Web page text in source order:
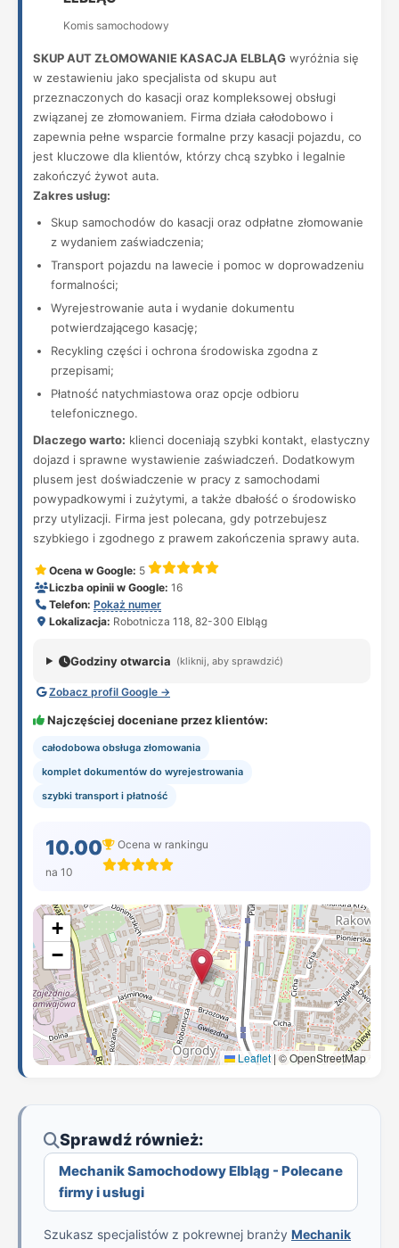
Komis samochodowy
SKUP AUT ZŁOMOWANIE KASACJA ELBLĄG wyróżnia się
w zestawieniu jako specjalista od skupu aut
przeznaczonych do kasacji oraz kompleksowej obsługi
związanej ze złomowaniem. Firma działa całodobowo i
zapewnia pełne wsparcie formalne przy kasacji pojazdu, co
jest kluczowe dla klientów, którzy chcą szybko i legalnie
zakończyć żywot auta.
Zakres usług:
Skup samochodów do kasacji oraz odpłatne złomowanie
z wydaniem zaświadczenia;
Transport pojazdu na lawecie i pomoc w doprowadzeniu
formalności;
Wyrejestrowanie auta i wydanie dokumentu
potwierdzającego kasację;
Recykling części i ochrona środowiska zgodna z
przepisami;
Płatność natychmiastowa oraz opcje odbioru
telefonicznego.
Dlaczego warto: klienci doceniają szybki kontakt, elastyczny
dojazd i sprawne wystawienie zaświadczeń. Dodatkowym
plusem jest doświadczenie w pracy z samochodami
powypadkowymi i zużytymi, a także dbałość o środowisko
przy utylizacji. Firma jest polecana, gdy potrzebujesz
szybkiego i zgodnego z prawem zakończenia sprawy auta.
Ocena w Google: 5
Liczba opinii w Google: 16
Telefon: Pokaż numer
Lokalizacja: Robotnicza 118, 82-300 Elbląg
Godziny otwarcia (kliknij, aby sprawdzić)
Zobacz profil Google →
Najczęściej doceniane przez klientów:
całodobowa obsługa złomowania
komplet dokumentów do wyrejestrowania
szybki transport i płatność
10.00
na 10
Ocena w rankingu
+
−
Leaflet | © OpenStreetMap
Sprawdź również:
Mechanik Samochodowy Elbląg - Polecane
firmy i usługi
Szukasz specjalistów z pokrewnej branży Mechanik